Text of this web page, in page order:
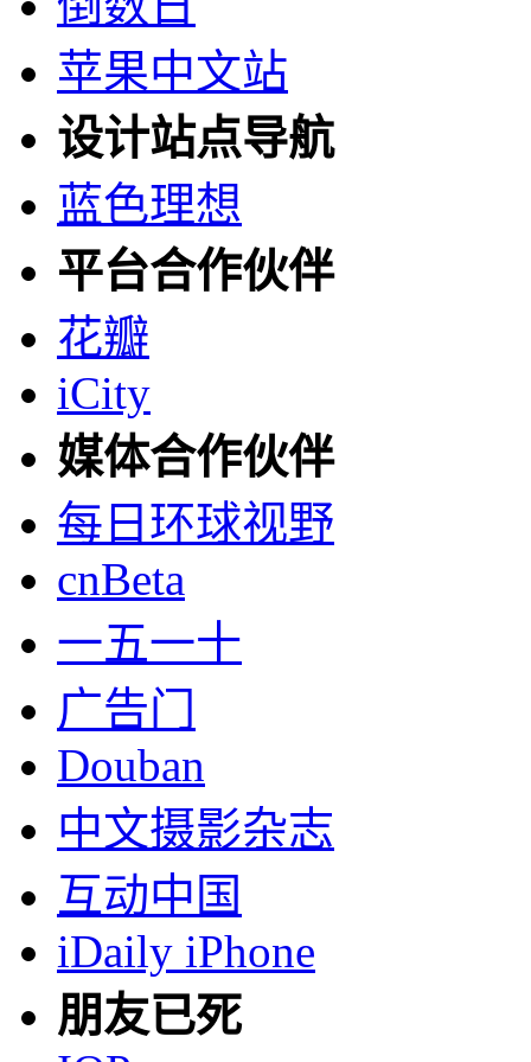
苹果中文站
设计站点导航
蓝色理想
平台合作伙伴
花瓣
iCity
媒体合作伙伴
每日环球视野
cnBeta
一五一十
广告门
Douban
中文摄影杂志
互动中国
iDaily iPhone
朋友已死